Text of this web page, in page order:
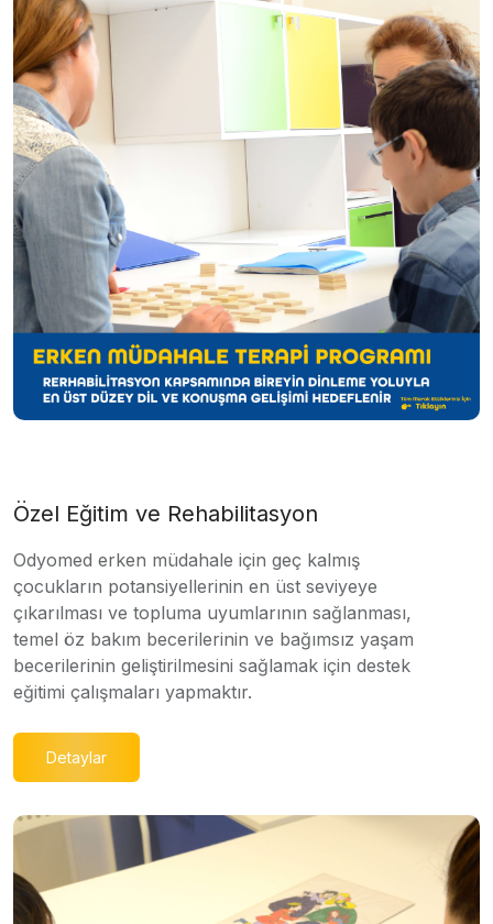
Özel Eğitim ve Rehabilitasyon
Odyomed erken müdahale için geç kalmış
çocukların potansiyellerinin en üst seviyeye
çıkarılması ve topluma uyumlarının sağlanması,
temel öz bakım becerilerinin ve bağımsız yaşam
becerilerinin geliştirilmesini sağlamak için destek
eğitimi çalışmaları yapmaktır.
Detaylar